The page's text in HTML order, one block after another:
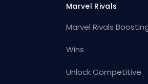
Marvel Rivals
Marvel Rivals
Wins
Unlock Competitive